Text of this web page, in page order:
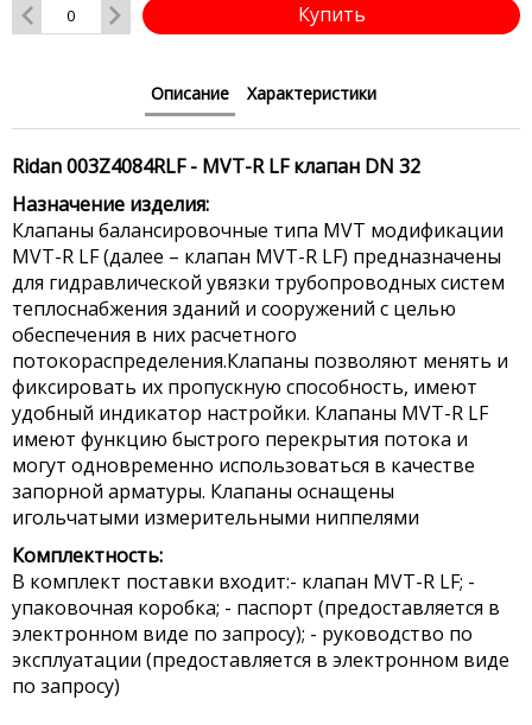
Купить
Описание Характеристики
Ridan 003Z4084RLF - MVT-R LF клапан DN 32
Назначение изделия:
Клапаны балансировочные типа MVT модификации
MVT-R LF (далее – клапан MVT-R LF) предназначены
для гидравлической увязки трубопроводных систем
теплоснабжения зданий и сооружений с целью
обеспечения в них расчетного
потокораспределения.Клапаны позволяют менять и
фиксировать их пропускную способность, имеют
удобный индикатор настройки. Клапаны MVT-R LF
имеют функцию быстрого перекрытия потока и
могут одновременно использоваться в качестве
запорной арматуры. Клапаны оснащены
игольчатыми измерительными ниппелями
Комплектность:
В комплект поставки входит:- клапан MVT-R LF; -
упаковочная коробка; - паспорт (предоставляется в
электронном виде по запросу); - руководство по
эксплуатации (предоставляется в электронном виде
по запросу)